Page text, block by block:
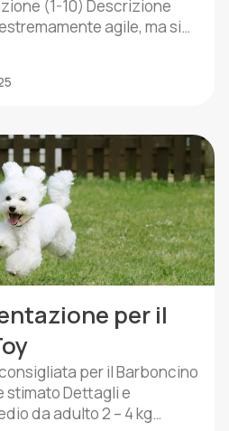
(1-10) Descrizione
agile, ma si
10 Estremamente
crea un forte legame con i
per il
per il Barboncino
stimato Dettagli e
da adulto 2 – 4 kg